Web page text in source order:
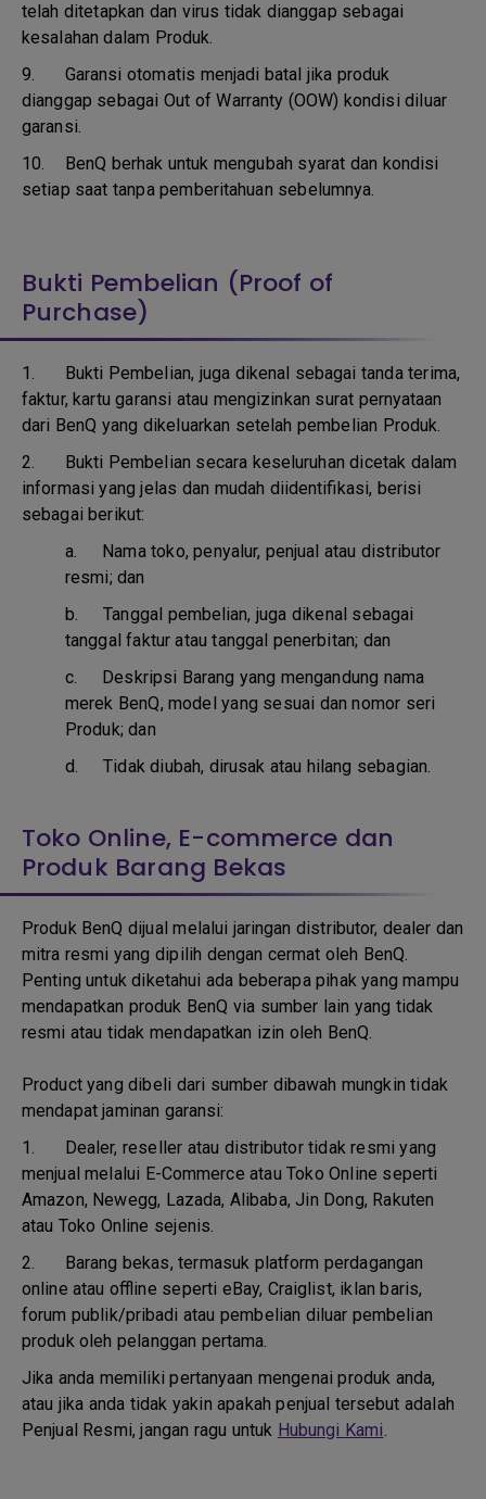
telah ditetapkan dan virus tidak dianggap sebagai
kesalahan dalam Produk.
9. Garansi otomatis menjadi batal jika produk
dianggap sebagai Out of Warranty (OOW) kondisi diluar
garansi.
10. BenQ berhak untuk mengubah syarat dan kondisi
setiap saat tanpa pemberitahuan sebelumnya.
Bukti Pembelian (Proof of
Purchase)
1. Bukti Pembelian, juga dikenal sebagai tanda terima,
faktur, kartu garansi atau mengizinkan surat pernyataan
dari BenQ yang dikeluarkan setelah pembelian Produk.
2. Bukti Pembelian secara keseluruhan dicetak dalam
informasi yang jelas dan mudah diidentifikasi, berisi
sebagai berikut:
a. Nama toko, penyalur, penjual atau distributor
resmi; dan
b. Tanggal pembelian, juga dikenal sebagai
tanggal faktur atau tanggal penerbitan; dan
c. Deskripsi Barang yang mengandung nama
merek BenQ, model yang sesuai dan nomor seri
Produk; dan
d.Tidak diubah, dirusak atau hilang sebagian.
Toko Online, E-commerce dan
Produk Barang Bekas
Produk BenQ dijual melalui jaringan distributor, dealer dan
mitra resmi yang dipilih dengan cermat oleh BenQ.
Penting untuk diketahui ada beberapa pihak yang mampu
mendapatkan produk BenQ via sumber lain yang tidak
resmi atau tidak mendapatkan izin oleh BenQ.
Product yang dibeli dari sumber dibawah mungkin tidak
mendapat jaminan garansi:
1. Dealer, reseller atau distributor tidak resmi yang
menjual melalui E-Commerce atau Toko Online seperti
Amazon, Newegg, Lazada, Alibaba, Jin Dong, Rakuten
atau Toko Online sejenis.
2. Barang bekas, termasuk platform perdagangan
online atau offline seperti eBay, Craiglist, iklan baris,
forum publik/pribadi atau pembelian diluar pembelian
produk oleh pelanggan pertama.
Jika anda memiliki pertanyaan mengenai produk anda,
atau jika anda tidak yakin apakah penjual tersebut adalah
Penjual Resmi, jangan ragu untuk Hubungi Kami.